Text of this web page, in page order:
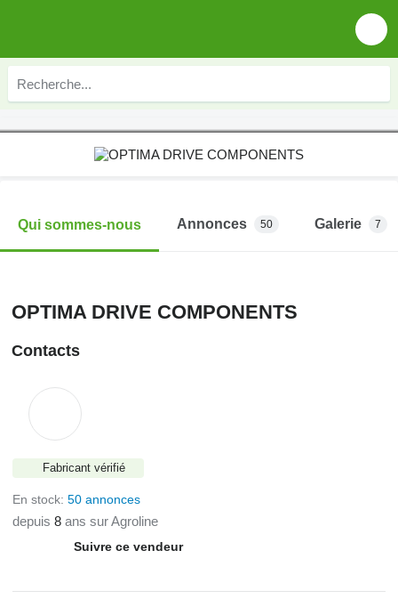
Qui sommes-nous Annonces 50 Galerie 7
OPTIMA DRIVE COMPONENTS
Contacts
Fabricant vérifié
En stock: 50 annonces
depuis 8 ans sur Agroline
Suivre ce vendeur